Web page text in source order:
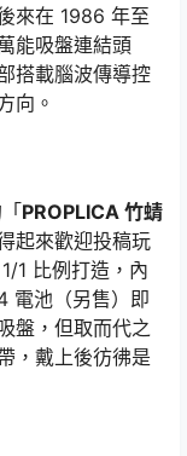
來在 1986 年至
能吸盤連結頭
搭載腦波傳導控
向。
PROPLICA 竹蜻
起來歡迎投稿玩
1 比例打造，內
電池（另售）即
盤，但取而代之
，戴上後彷彿是